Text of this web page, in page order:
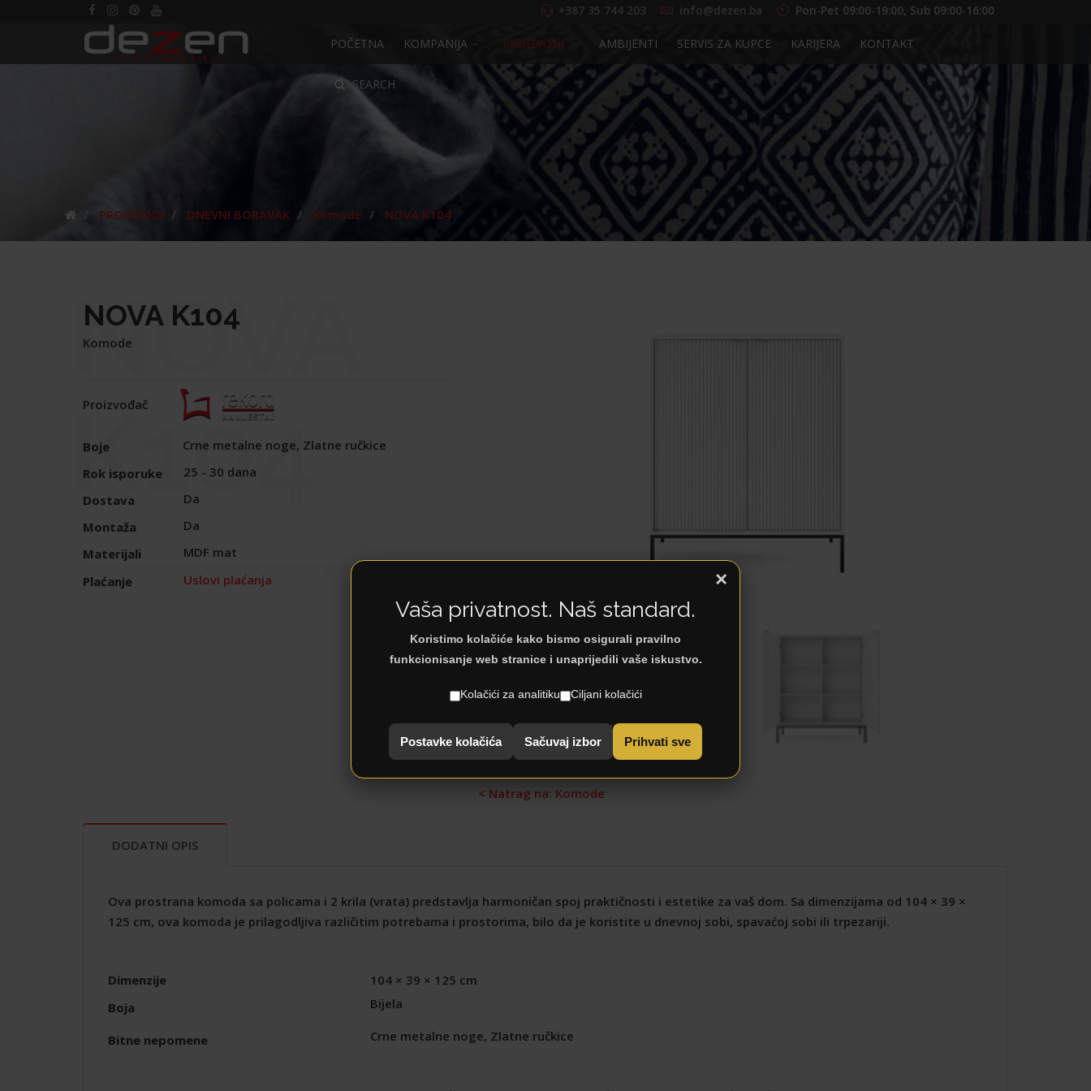
POČETNA KOMPANIJA PROIZVODI AMBIJENTI SERVIS ZA KUPCE KARIJERA KONTAKT
SEARCH
+387 35 744 203 info@dezen.ba Pon-Pet 09:00-19:00, Sub 09:00-16:00
PROIZVODI DNEVNI BORAVAK Komode NOVA K104
NOVA
K104
NOVA K104
Komode
Proizvođač
Boje
Crne metalne noge, Zlatne ručkice
Rok isporuke
25 - 30 dana
Dostava
Da
Montaža
Da
Materijali
MDF mat
Plaćanje
Uslovi plaćanja
< Natrag na: Komode
DODATNI OPIS
Ova prostrana komoda sa policama i 2 krila (vrata) predstavlja harmoničan spoj praktičnosti i estetike za vaš dom. Sa dimenzijama od 104 × 39 ×
125 cm, ova komoda je prilagodljiva različitim potrebama i prostorima, bilo da je koristite u dnevnoj sobi, spavaćoj sobi ili trpezariji.
Dimenzije
104 × 39 × 125 cm
Boja
Bijela
Bitne nepomene Crne metalne noge, Zlatne ručkice
×
Vaša privatnost. Naš standard.
Koristimo kolačiće kako bismo osigurali pravilno
funkcionisanje web stranice i unaprijedili vaše iskustvo.
Kolačići za analitiku Ciljani kolačići
Postavke kolačića Sačuvaj izbor Prihvati sve